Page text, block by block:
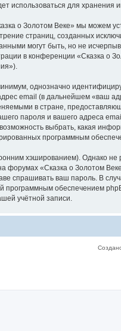
использоваться для
о Золотом Веке» мы можем
страниц, созданных
могут быть, но не
в конференции «Сказка о
однозначно
email (в дальнейшем «ваш
в стране,
пароля и вашего адреса
выбрать, какая
программным
хэшированием). Однако не
форумах «Сказка о Золотом
спрашивать ваш пароль. В
обеспечением
учётной записи.